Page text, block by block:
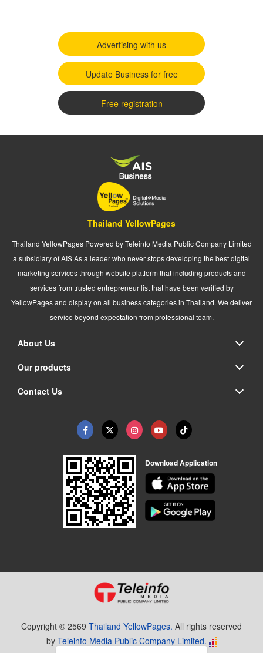
Advertising with us
Update Business for free
Free registration
Thailand YellowPages
Thailand YellowPages Powered by Teleinfo Media Public Company Limited
a subsidiary of AIS As a leader who never stops developing the best digital
marketing services through website platform that including products and
services from trusted entrepreneur list that have been verified by
YellowPages and display on all business categories in Thailand. We deliver
service beyond expectation from professional team.
About Us
Our products
Contact Us
Download Application
Copyright © 2569 Thailand YellowPages. All rights reserved
by Teleinfo Media Public Company Limited.